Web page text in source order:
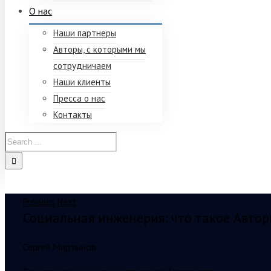
О нас
Наши партнеры
Авторы, с которыми мы
сотрудничаем
Наши клиенты
Пресса о нас
Контакты
Previous Next
Социальная инженерия: что такое
Сергей Мартынов